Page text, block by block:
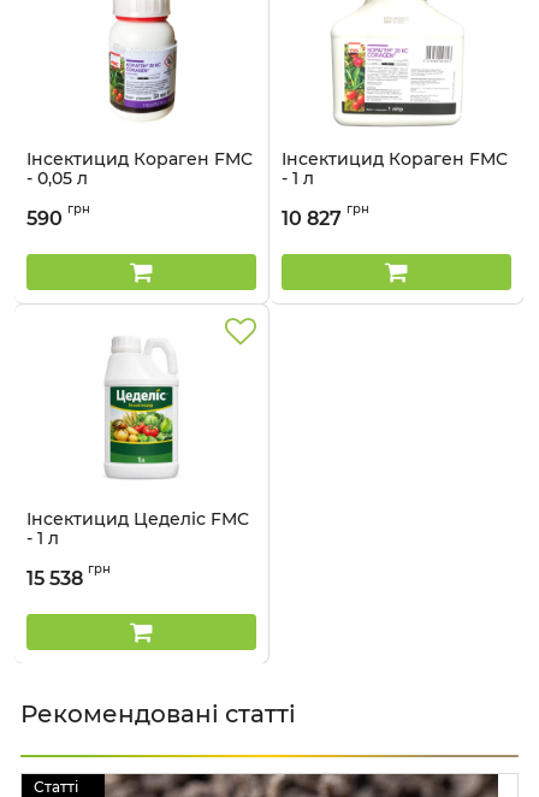
Інсектицид Кораген FMC
- 0,05 л
590 грн
Інсектицид Кораген FMC
- 1 л
10 827 грн
Інсектицид Цеделіс FMC
- 1 л
15 538 грн
Рекомендовані статті
Статті